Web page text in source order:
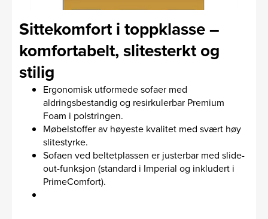
Sittekomfort i toppklasse –
komfortabelt, slitesterkt og
stilig
Ergonomisk utformede sofaer med
aldringsbestandig og resirkulerbar Premium
Foam i polstringen.
Møbelstoffer av høyeste kvalitet med svært høy
slitestyrke.
Sofaen ved beltetplassen er justerbar med slide-
out-funksjon (standard i Imperial og inkludert i
Prime­Comfort).